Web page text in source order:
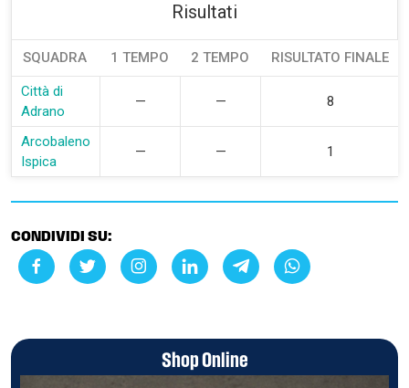
Risultati
SQUADRA 1 TEMPO 2 TEMPO RISULTATO FINALE
Città di
Adrano
— — 8
Arcobaleno
Ispica
— — 1
CONDIVIDI SU:
Shop Online